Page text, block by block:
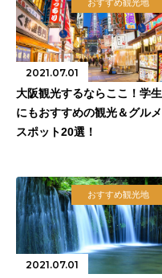
おすすめ観光地
2021.07.01
大阪観光するならここ！学生
にもおすすめの観光＆グルメ
スポット20選！
おすすめ観光地
2021.07.01